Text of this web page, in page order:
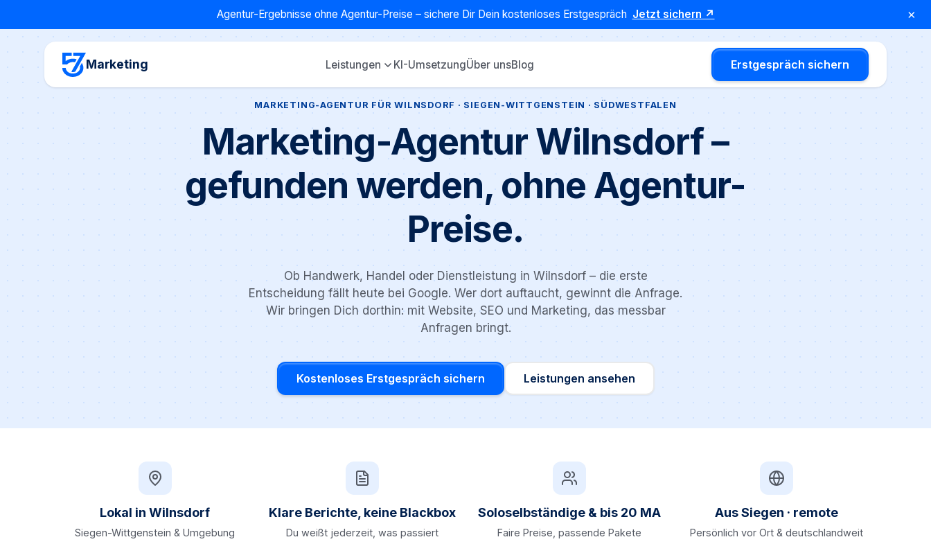
Agentur-Ergebnisse ohne Agentur-Preise – sichere Dir Dein kostenloses Erstgespräch Jetzt sichern ↗ ×
Marketing Leistungen KI-UmsetzungÜber unsBlog Erstgespräch sichern
MARKETING-AGENTUR FÜR WILNSDORF · SIEGEN-WITTGENSTEIN · SÜDWESTFALEN
Marketing-Agentur Wilnsdorf –
gefunden werden, ohne Agentur-
Preise.
Ob Handwerk, Handel oder Dienstleistung in Wilnsdorf – die erste
Entscheidung fällt heute bei Google. Wer dort auftaucht, gewinnt die Anfrage.
Wir bringen Dich dorthin: mit Website, SEO und Marketing, das messbar
Anfragen bringt.
Kostenloses Erstgespräch sichern Leistungen ansehen
Lokal in Wilnsdorf
Siegen-Wittgenstein & Umgebung
Klare Berichte, keine Blackbox
Du weißt jederzeit, was passiert
Soloselbständige & bis 20 MA
Faire Preise, passende Pakete
Aus Siegen · remote
Persönlich vor Ort & deutschlandweit